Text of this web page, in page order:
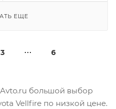
ЕЩЕ
3 6
большой выбор
Vellfire по низкой цене.